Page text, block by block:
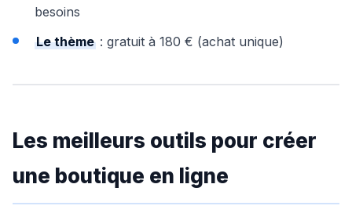
besoins
Le thème : gratuit à 180 € (achat unique)
Les meilleurs outils pour créer
une boutique en ligne